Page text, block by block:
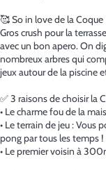
🥰 So in love de la Coque
Gros crush pour la
avec un bon apero. On
nombreux arbres qui
jeux autour de la piscine
✅ 3 raisons de choisir la
• Le charme fou de la
• Le terrain de jeu : Vous
pong par tous les temps !
• Le premier voisin à